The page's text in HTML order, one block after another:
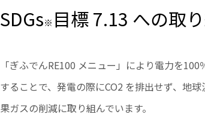
SDGs※ 目標 7.13 への取
「ぎふでんRE100 メニュー」により電力を
することで、発電の際にCO2 を排出せず、地
果ガスの削減に取り組んでいます。